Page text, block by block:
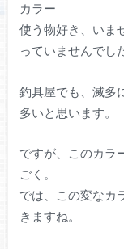
カラー
使う物好き、いま
っていませんでし
釣具屋でも、滅多
多いと思います。
ですが、このカラ
ごく。
では、この変なカ
きますね。